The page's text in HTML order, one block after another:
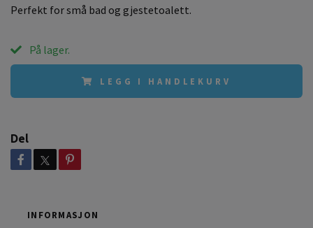
Perfekt for små bad og gjestetoalett.
På lager.
LEGG I HANDLEKURV
Del
INFORMASJON